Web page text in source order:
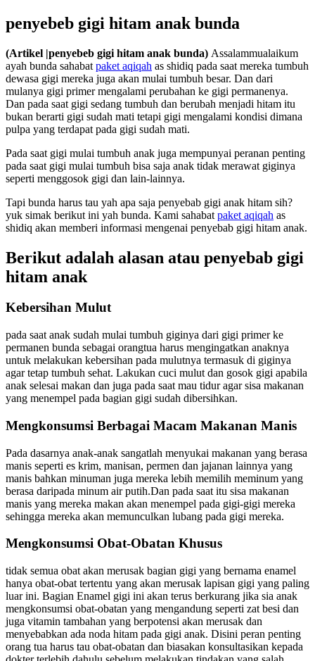
penyebeb gigi hitam anak bunda
(Artikel |penyebeb gigi hitam anak bunda) Assalammualaikum
ayah bunda sahabat paket aqiqah as shidiq pada saat mereka tumbuh
dewasa gigi mereka juga akan mulai tumbuh besar. Dan dari
mulanya gigi primer mengalami perubahan ke gigi permanenya.
Dan pada saat gigi sedang tumbuh dan berubah menjadi hitam itu
bukan berarti gigi sudah mati tetapi gigi mengalami kondisi dimana
pulpa yang terdapat pada gigi sudah mati.
Pada saat gigi mulai tumbuh anak juga mempunyai peranan penting
pada saat gigi mulai tumbuh bisa saja anak tidak merawat giginya
seperti menggosok gigi dan lain-lainnya.
Tapi bunda harus tau yah apa saja penyebab gigi anak hitam sih?
yuk simak berikut ini yah bunda. Kami sahabat paket aqiqah as
shidiq akan memberi informasi mengenai penyebab gigi hitam anak.
Berikut adalah alasan atau penyebab gigi
hitam anak
Kebersihan Mulut
pada saat anak sudah mulai tumbuh giginya dari gigi primer ke
permanen bunda sebagai orangtua harus mengingatkan anaknya
untuk melakukan kebersihan pada mulutnya termasuk di giginya
agar tetap tumbuh sehat. Lakukan cuci mulut dan gosok gigi apabila
anak selesai makan dan juga pada saat mau tidur agar sisa makanan
yang menempel pada bagian gigi sudah dibersihkan.
Mengkonsumsi Berbagai Macam Makanan Manis
Pada dasarnya anak-anak sangatlah menyukai makanan yang berasa
manis seperti es krim, manisan, permen dan jajanan lainnya yang
manis bahkan minuman juga mereka lebih memilih meminum yang
berasa daripada minum air putih.Dan pada saat itu sisa makanan
manis yang mereka makan akan menempel pada gigi-gigi mereka
sehingga mereka akan memunculkan lubang pada gigi mereka.
Mengkonsumsi Obat-Obatan Khusus
tidak semua obat akan merusak bagian gigi yang bernama enamel
hanya obat-obat tertentu yang akan merusak lapisan gigi yang paling
luar ini. Bagian Enamel gigi ini akan terus berkurang jika sia anak
mengkonsumsi obat-obatan yang mengandung seperti zat besi dan
juga vitamin tambahan yang berpotensi akan merusak dan
menyebabkan ada noda hitam pada gigi anak. Disini peran penting
orang tua harus tau obat-obatan dan biasakan konsultasikan kepada